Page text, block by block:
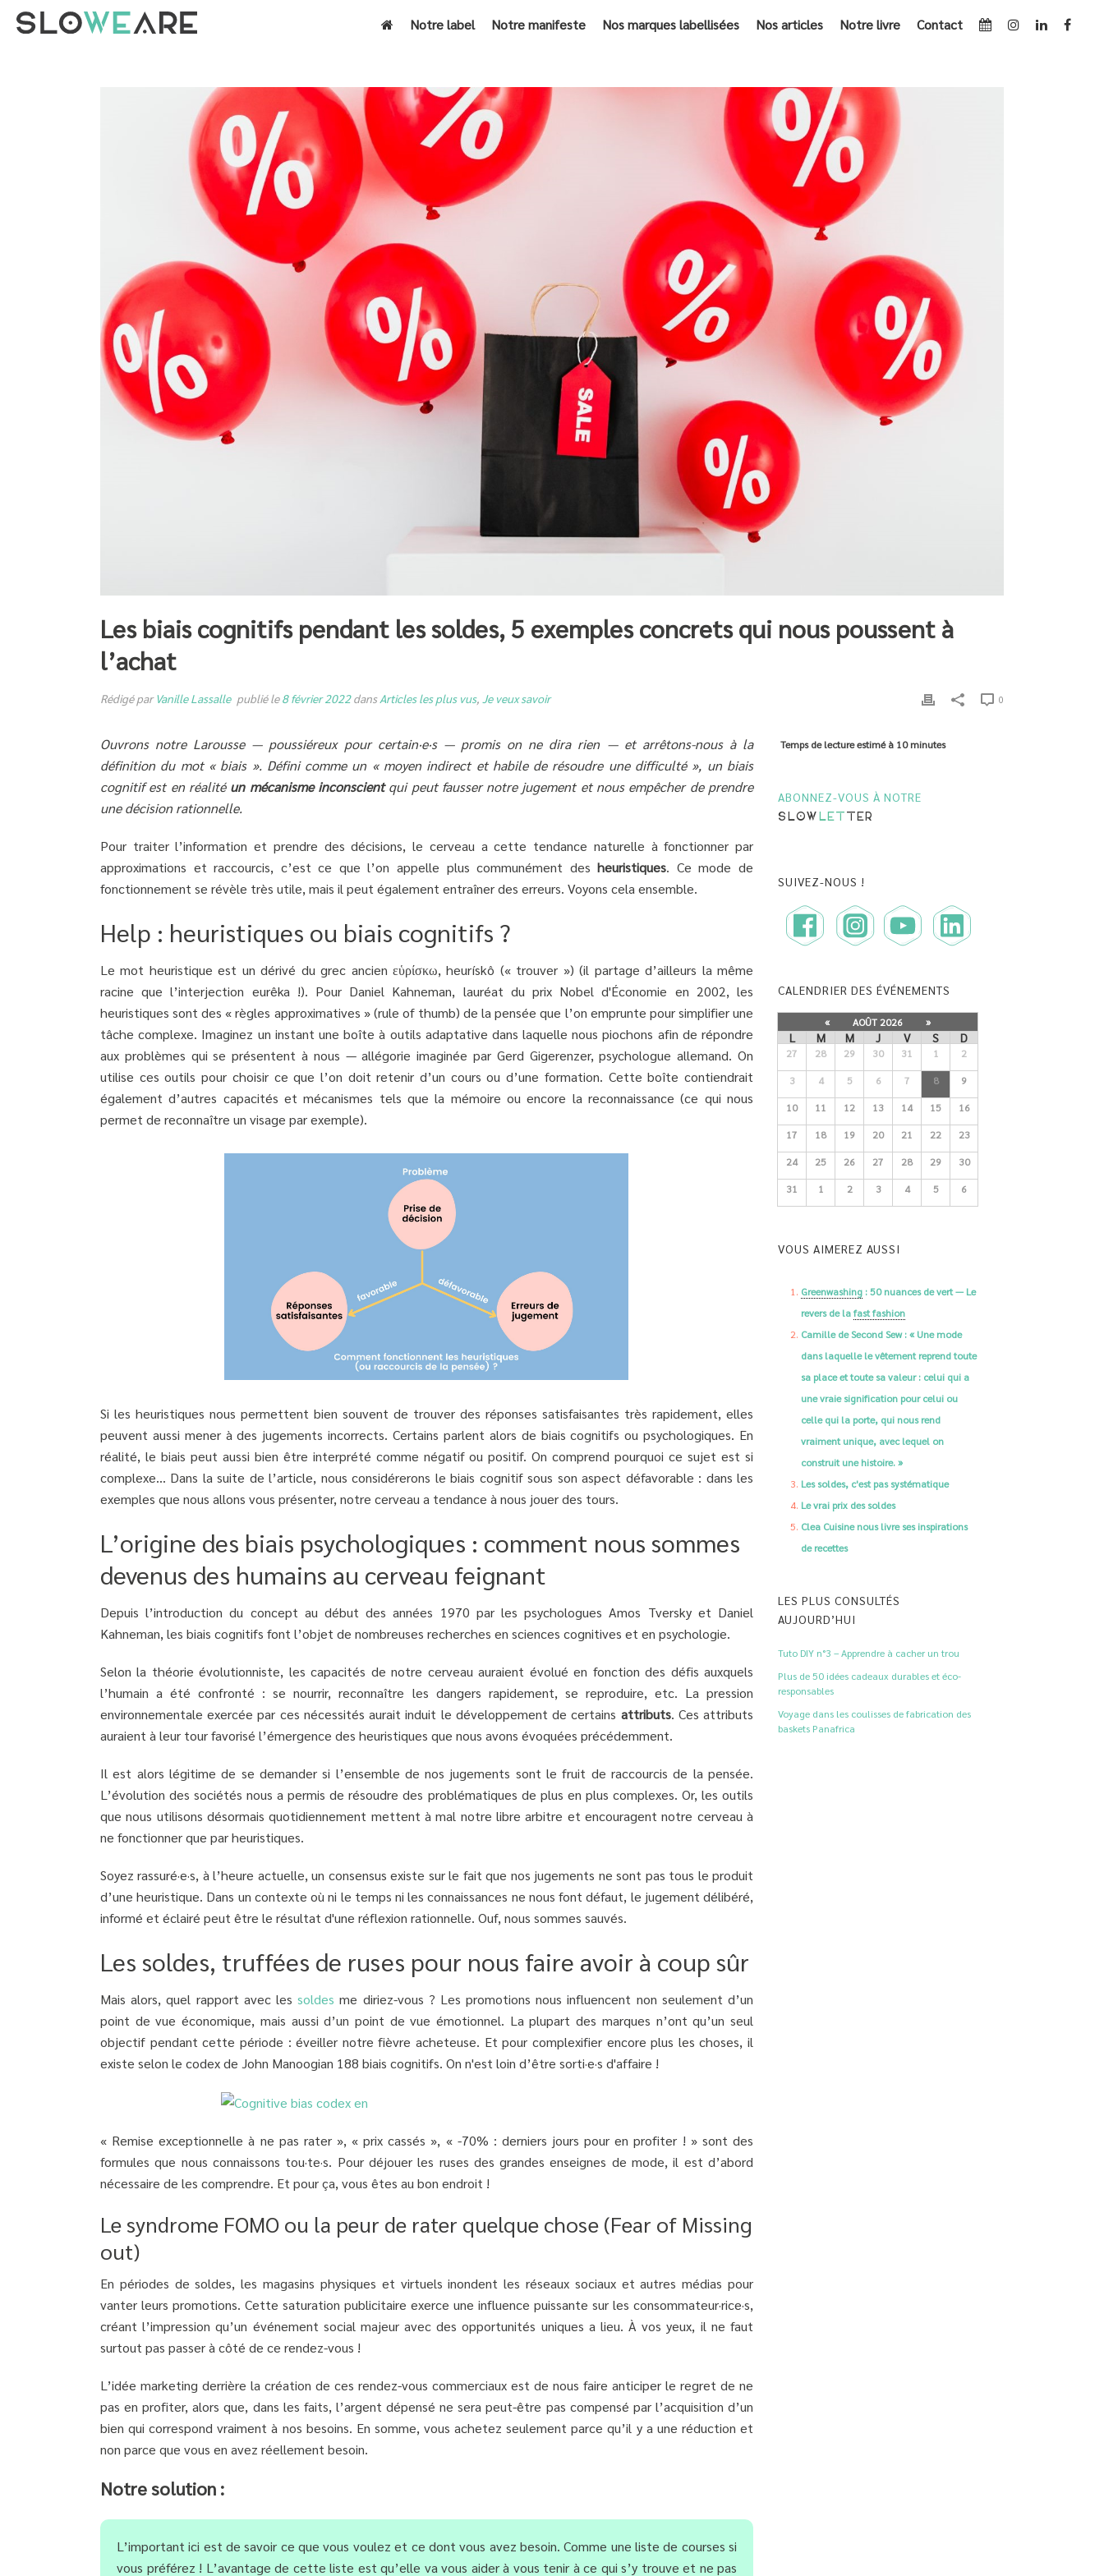
Notre label Notre manifeste Nos marques labellisées Nos articles Notre livre Contact
Les biais cognitifs pendant les soldes, 5 exemples concrets qui nous poussent à
l’achat
Rédigé parVanille Lassalle publié le8 février 2022dansArticles les plus vus, Je veux savoir 0
Ouvrons notre Larousse — poussiéreux pour certain·e·s — promis on ne dira rien — et arrêtons-nous à la
définition du mot « biais ». Défini comme un « moyen indirect et habile de résoudre une difficulté », un biais
cognitif est en réalité un mécanisme inconscientqui peut fausser notre jugement et nous empêcher de prendre
une décision rationnelle.
Pour traiter l’information et prendre des décisions, le cerveau a cette tendance naturelle à fonctionner par
approximations et raccourcis, c’est ce que l’on appelle plus communément desheuristiques. Ce mode de
fonctionnement se révèle très utile, mais il peut également entraîner des erreurs. Voyons cela ensemble.
Help : heuristiques ou biais cognitifs ?
Le mot heuristique est un dérivé du grec ancien εὑρίσκω, heurískô (« trouver ») (il partage d’ailleurs la même
racine que l’interjection eurêka !). Pour Daniel Kahneman, lauréat du prix Nobel d'Économie en 2002, les
heuristiques sont des « règles approximatives » (rule of thumb) de la pensée que l’on emprunte pour simplifier une
tâche complexe. Imaginez un instant une boîte à outils adaptative dans laquelle nous piochons afin de répondre
aux problèmes qui se présentent à nous — allégorie imaginée par Gerd Gigerenzer, psychologue allemand. On
utilise ces outils pour choisir ce que l’on doit retenir d’un cours ou d’une formation. Cette boîte contiendrait
également d’autres capacités et mécanismes tels que la mémoire ou encore la reconnaissance (ce qui nous
permet de reconnaître un visage par exemple).
Si les heuristiques nous permettent bien souvent de trouver des réponses satisfaisantes très rapidement, elles
peuvent aussi mener à des jugements incorrects. Certains parlent alors de biais cognitifs ou psychologiques. En
réalité, le biais peut aussi bien être interprété comme négatif ou positif. On comprend pourquoi ce sujet est si
complexe… Dans la suite de l’article, nous considérerons le biais cognitif sous son aspect défavorable : dans les
exemples que nous allons vous présenter, notre cerveau a tendance à nous jouer des tours.
L’origine des biais psychologiques : comment nous sommes
devenus des humains au cerveau feignant
Depuis l’introduction du concept au début des années 1970 par les psychologues Amos Tversky et Daniel
Kahneman, les biais cognitifs font l’objet de nombreuses recherches en sciences cognitives et en psychologie.
Selon la théorie évolutionniste, les capacités de notre cerveau auraient évolué en fonction des défis auxquels
l’humain a été confronté : se nourrir, reconnaître les dangers rapidement, se reproduire, etc. La pression
environnementale exercée par ces nécessités aurait induit le développement de certains attributs. Ces attributs
auraient à leur tour favorisé l’émergence des heuristiques que nous avons évoquées précédemment.
Il est alors légitime de se demander si l’ensemble de nos jugements sont le fruit de raccourcis de la pensée.
L’évolution des sociétés nous a permis de résoudre des problématiques de plus en plus complexes. Or, les outils
que nous utilisons désormais quotidiennement mettent à mal notre libre arbitre et encouragent notre cerveau à
ne fonctionner que par heuristiques.
Soyez rassuré·e·s, à l’heure actuelle, un consensus existe sur le fait que nos jugements ne sont pas tous le produit
d’une heuristique. Dans un contexte où ni le temps ni les connaissances ne nous font défaut, le jugement délibéré,
informé et éclairé peut être le résultat d'une réflexion rationnelle. Ouf, nous sommes sauvés.
Les soldes, truffées de ruses pour nous faire avoir à coup sûr
Mais alors, quel rapport avec lessoldes me diriez-vous ? Les promotions nous influencent non seulement d’un
point de vue économique, mais aussi d’un point de vue émotionnel. La plupart des marques n’ont qu’un seul
objectif pendant cette période : éveiller notre fièvre acheteuse. Et pour complexifier encore plus les choses, il
existe selon le codex de John Manoogian 188 biais cognitifs. On n'est loin d’être sorti·e·s d'affaire !
« Remise exceptionnelle à ne pas rater », « prix cassés », « -70% : derniers jours pour en profiter ! » sont des
formules que nous connaissons tou·te·s. Pour déjouer les ruses des grandes enseignes de mode, il est d’abord
nécessaire de les comprendre. Et pour ça, vous êtes au bon endroit !
Le syndrome FOMO ou la peur de rater quelque chose (Fear of Missing
out)
En périodes de soldes, les magasins physiques et virtuels inondent les réseaux sociaux et autres médias pour
vanter leurs promotions. Cette saturation publicitaire exerce une influence puissante sur les consommateur·rice·s,
créant l’impression qu’un événement social majeur avec des opportunités uniques a lieu. À vos yeux, il ne faut
surtout pas passer à côté de ce rendez-vous !
L’idée marketing derrière la création de ces rendez-vous commerciaux est de nous faire anticiper le regret de ne
pas en profiter, alors que, dans les faits, l’argent dépensé ne sera peut-être pas compensé par l’acquisition d’un
bien qui correspond vraiment à nos besoins. En somme, vous achetez seulement parce qu’il y a une réduction et
non parce que vous en avez réellement besoin.
Notre solution :
L’important ici est de savoir ce que vous voulez et ce dont vous avez besoin. Comme une liste de courses si
vous préférez ! L’avantage de cette liste est qu’elle va vous aider à vous tenir à ce qui s’y trouve et ne pas
Temps de lecture estimé à 10 minutes
ABONNEZ-VOUS À NOTRE
SLOW LET TER
SUIVEZ-NOUS !
CALENDRIER DES ÉVÉNEMENTS
« AOÛT 2026 »
L M M J V S D
27 28 29 30 31 1 2
3 4 5 6 7 8 9
10 11 12 13 14 15 16
17 18 19 20 21 22 23
24 25 26 27 28 29 30
31 1 2 3 4 5 6
VOUS AIMEREZ AUSSI
Greenwashing : 50 nuances de vert — Le
revers de lafast fashion
Camille de Second Sew : « Une mode
dans laquelle le vêtement reprend toute
sa place et toute sa valeur : celui qui a
une vraie signification pour celui ou
celle qui la porte, qui nous rend
vraiment unique, avec lequel on
construit une histoire. »
Les soldes, c'est pas systématique
Le vrai prix des soldes
Clea Cuisine nous livre ses inspirations
de recettes
LES PLUS CONSULTÉS
AUJOURD’HUI
Tuto DIY n°3 – Apprendre à cacher un trou
Plus de 50 idées cadeaux durables et éco-
responsables
Voyage dans les coulisses de fabrication des
baskets Panafrica